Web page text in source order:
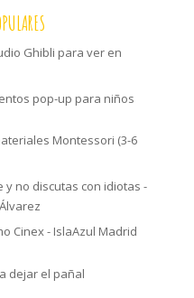
Ghibli para ver en
pop-up para niños
Montessori (3-6
y no discutas con idiotas -
Cinex - IslaAzul Madrid
dejar el pañal